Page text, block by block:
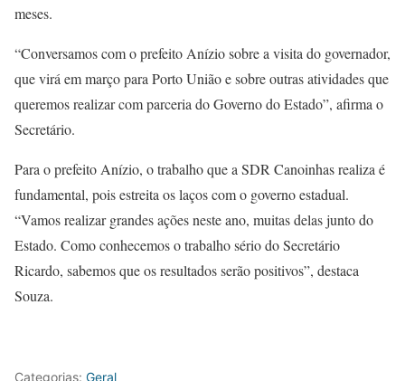
meses.
“Conversamos com o prefeito Anízio sobre a visita do governador,
que virá em março para Porto União e sobre outras atividades que
queremos realizar com parceria do Governo do Estado”, afirma o
Secretário.
Para o prefeito Anízio, o trabalho que a SDR Canoinhas realiza é
fundamental, pois estreita os laços com o governo estadual.
“Vamos realizar grandes ações neste ano, muitas delas junto do
Estado. Como conhecemos o trabalho sério do Secretário
Ricardo, sabemos que os resultados serão positivos”, destaca
Souza.
Categorias: Geral